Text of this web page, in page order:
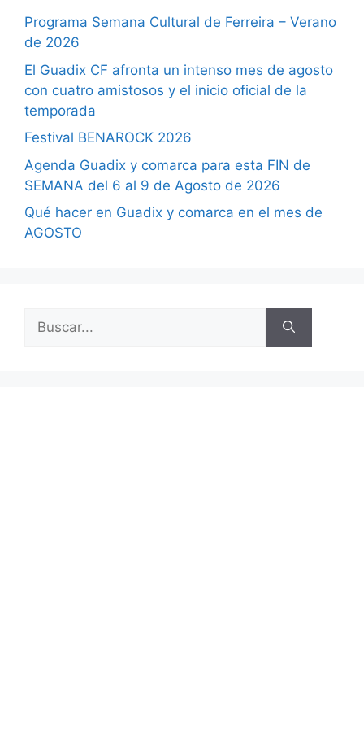
Programa Semana Cultural de Ferreira – Verano
de 2026
El Guadix CF afronta un intenso mes de agosto
con cuatro amistosos y el inicio oficial de la
temporada
Festival BENAROCK 2026
Agenda Guadix y comarca para esta FIN de
SEMANA del 6 al 9 de Agosto de 2026
Qué hacer en Guadix y comarca en el mes de
AGOSTO
Buscar: